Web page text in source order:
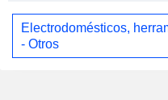
Electrodomésticos,
- Otros